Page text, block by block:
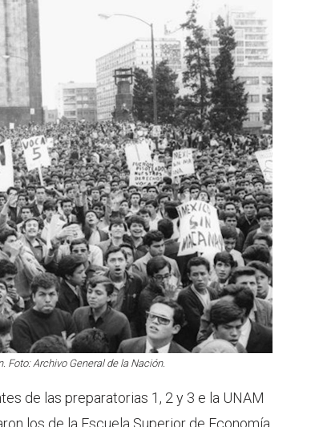
Archivo General de la Nación.
de las preparatorias 1, 2 y 3 e la UNAM
los de la Escuela Superior de Economía